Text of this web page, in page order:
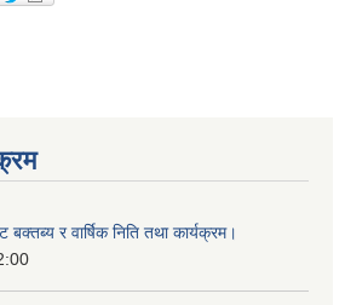
र वार्षिक निति तथा कार्यक्रम।